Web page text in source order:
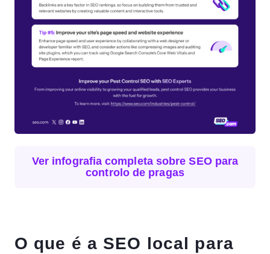
Ver infografia completa sobre SEO para
controlo de pragas
O que é a SEO local para